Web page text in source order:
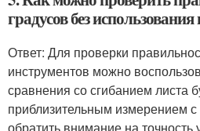
градусов без
Ответ: Для проверки
инструментов можно
сравнения со сгибанием листа
приблизительным измерением